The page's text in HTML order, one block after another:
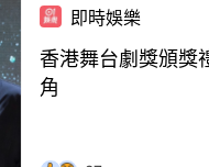
即時娛樂
香港舞台劇獎頒
角